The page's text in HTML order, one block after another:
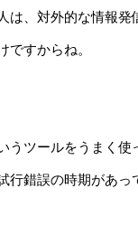
は、対外的な情報発
ですからね。
うツールをうまく使
行錯誤の時期があっ